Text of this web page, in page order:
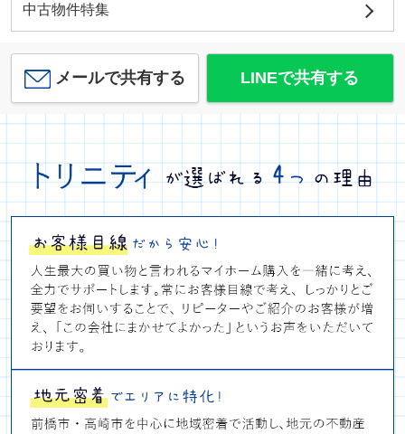
中古物件特集
メールで共有する LINEで共有する